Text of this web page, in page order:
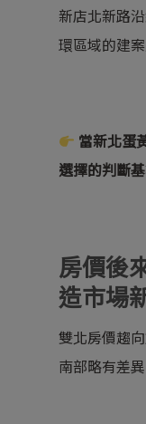
新店北新路
環區域的建
當新北蛋
選擇的判斷
房價後
造市場
雙北房價趨
南部略有差